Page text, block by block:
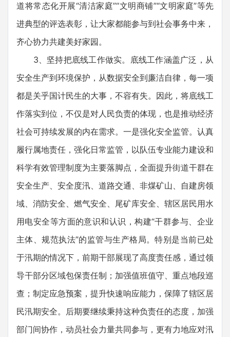
道将常态化开展“清洁家庭”“文明商铺”“文明家庭”等先
进典型的评选表彰，让大家都能参与到社会事务中来，
齐心协力共建美好家园。
3、坚持把底线工作做实。底线工作涵盖广泛，从
安全生产到环境保护，从数据安全到廉洁自律，每一项
都是关乎国计民生的大事，不容有失。因此，将底线工
作落实到位，不仅是对人民负责的体现，也是推动经济
社会可持续发展的内在需求。一是强化安全监管。认真
履行属地责任，强化日常监管，以队伍专业能力建设和
科学有效管理制度为主要落脚点，全面提升街道干群在
安全生产、安全度汛、道路交通、非煤矿山、自建房领
域、消防安全、燃气安全、尾矿库安全、辖区居民用水
用电安全等方面的意识和认识，构建“干群参与、企业
主体、规范执法”的监管与生产格局。特别是当前已处
于汛期的情况下，前期干部展现了高度责任感，通过领
导干部分区域包保责任制；加强值班值守、重点地段巡
查；制定应急预案，提升快速响应能力，保障了辖区居
民汛期安全。后期要继续秉持这种负责任的态度，加强
部门间协作，动员社会力量共同参与，更有力地应对汛